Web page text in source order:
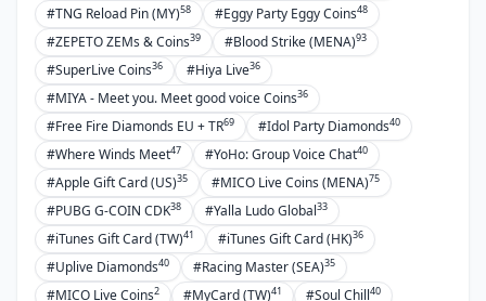
#TNG Reload Pin (MY)58 #Eggy Party Eggy Coins48
#ZEPETO ZEMs & Coins39 #Blood Strike (MENA)93
#SuperLive Coins36 #Hiya Live36
#MIYA - Meet you. Meet good voice Coins36
#Free Fire Diamonds EU + TR69 #Idol Party Diamonds40
#Where Winds Meet47 #YoHo: Group Voice Chat40
#Apple Gift Card (US)35 #MICO Live Coins (MENA)75
#PUBG G-COIN CDK38 #Yalla Ludo Global33
#iTunes Gift Card (TW)41 #iTunes Gift Card (HK)36
#Uplive Diamonds40 #Racing Master (SEA)35
#MICO Live Coins2 #MyCard (TW)41 #Soul Chill40